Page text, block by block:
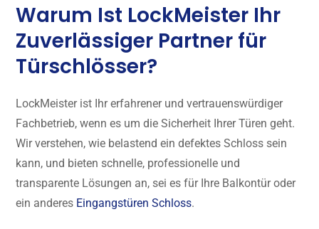
Warum Ist LockMeister Ihr
Zuverlässiger Partner für
Türschlösser?
LockMeister ist Ihr erfahrener und vertrauenswürdiger
Fachbetrieb, wenn es um die Sicherheit Ihrer Türen geht.
Wir verstehen, wie belastend ein defektes Schloss sein
kann, und bieten schnelle, professionelle und
transparente Lösungen an, sei es für Ihre Balkontür oder
ein anderes Eingangstüren Schloss.